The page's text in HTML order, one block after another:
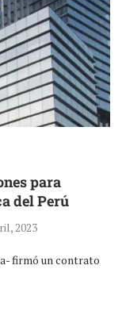
para
del Perú
2023
firmó un contrato